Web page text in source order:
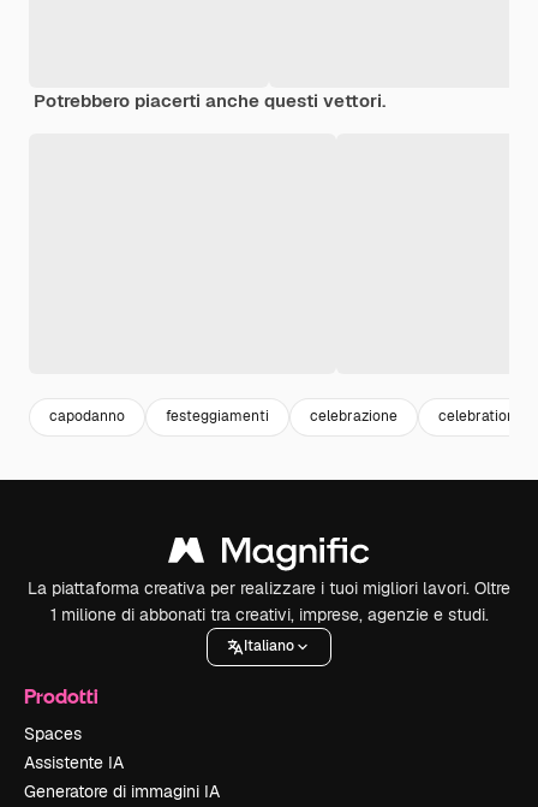
Potrebbero piacerti anche questi vettori.
capodanno festeggiamenti celebrazione celebration
La piattaforma creativa per realizzare i tuoi migliori lavori. Oltre
1 milione di abbonati tra creativi, imprese, agenzie e studi.
Italiano
Prodotti
Spaces
Assistente IA
Generatore di immagini IA